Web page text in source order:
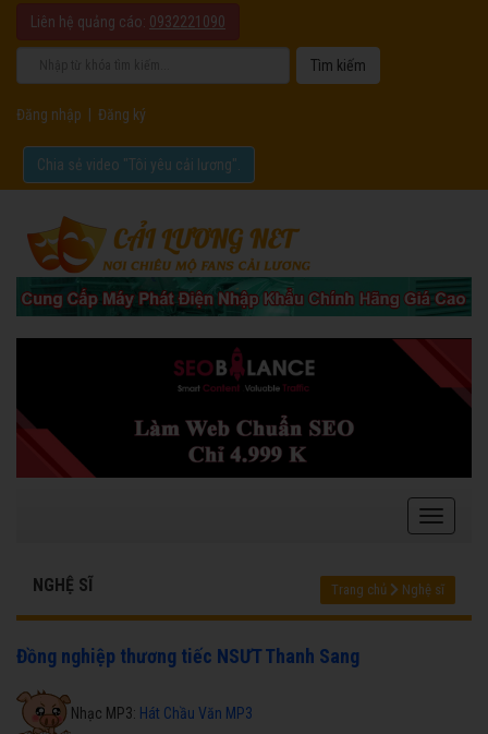
Liên hệ quảng cáo: 0932221090
Đăng nhập Đăng ký
Chia sẻ video "Tôi yêu cải lương".
NGHỆ SĨ Trang chủ Nghệ sĩ
Đồng nghiệp thương tiếc NSƯT Thanh Sang
Nhạc MP3: Hát Chầu Văn MP3